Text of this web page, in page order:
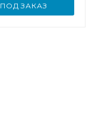
ПОД ЗАКАЗ